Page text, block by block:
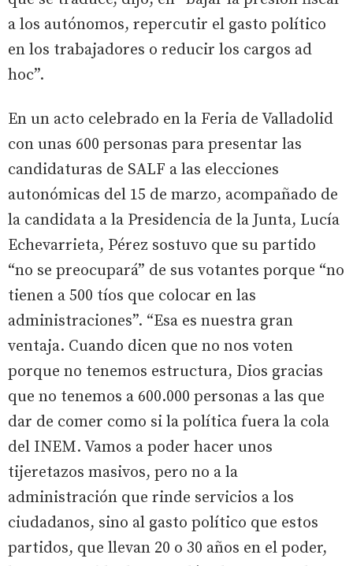
a los autónomos, repercutir el gasto político
en los trabajadores o reducir los cargos ad
hoc”.
En un acto celebrado en la Feria de Valladolid
con unas 600 personas para presentar las
candidaturas de SALF a las elecciones
autonómicas del 15 de marzo, acompañado de
la candidata a la Presidencia de la Junta, Lucía
Echevarrieta, Pérez sostuvo que su partido
“no se preocupará” de sus votantes porque “no
tienen a 500 tíos que colocar en las
administraciones”. “Esa es nuestra gran
ventaja. Cuando dicen que no nos voten
porque no tenemos estructura, Dios gracias
que no tenemos a 600.000 personas a las que
dar de comer como si la política fuera la cola
del INEM. Vamos a poder hacer unos
tijeretazos masivos, pero no a la
administración que rinde servicios a los
ciudadanos, sino al gasto político que estos
partidos, que llevan 20 o 30 años en el poder,